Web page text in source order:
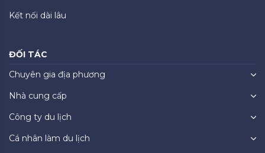
Kết nối dài lâu
ĐỐI TÁC
Chuyên gia địa phương
Nhà cung cấp
Công ty du lịch
Cá nhân làm du lịch